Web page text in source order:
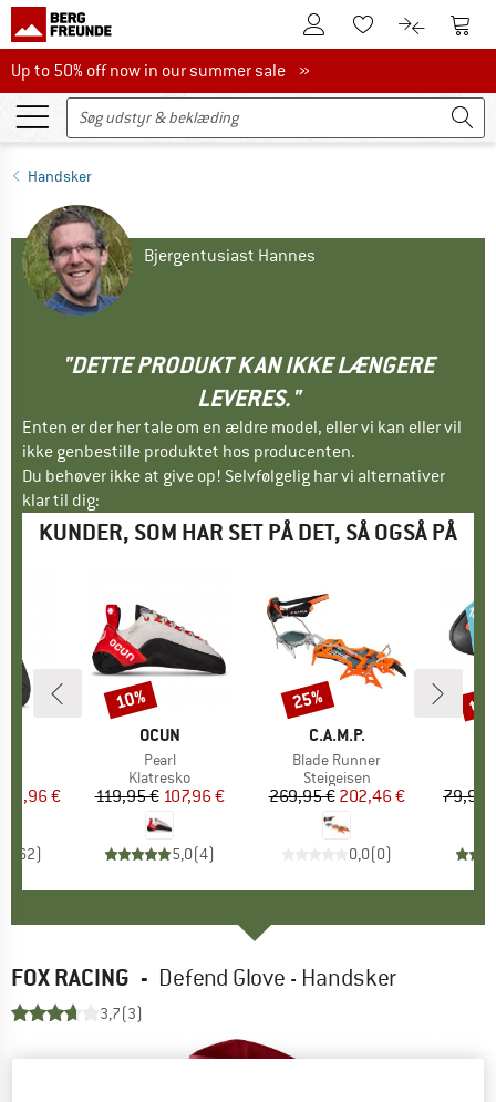
Til kundekontoenTil huskesedlen.
Til Til
Up to 50% off now in our summer sale
Up to 50% off now in our summer sale »
Handsker
Bjergentusiast Hannes
"DETTE PRODUKT KAN IKKE LÆNGERE
LEVERES."
Enten er der her tale om en ældre model, eller vi kan eller vil
ikke genbestille produktet hos producenten.
Du behøver ikke at give op! Selvfølgelig har vi alternativer
klar til dig:
KUNDER, SOM HAR SET PÅ DET, SÅ OGSÅ PÅ
pris
€
62)
MÆRKE
OCUN
Artikel
Pearl
Produktgruppe
Klatresko
Pris
119,95 €Nedsat pris
107,96 €
5,0(4)
Rabat
10%
MÆRKE
C.A.M.P.
Artikel
Blade Runner
Produktgruppe
Steigeisen
Pris
269,95 € Nedsat pris
202,46 €
0,0(0)
Rabat
25%
79,95
til
FOX RACING - Defend Glove - Handsker
3,7(3)